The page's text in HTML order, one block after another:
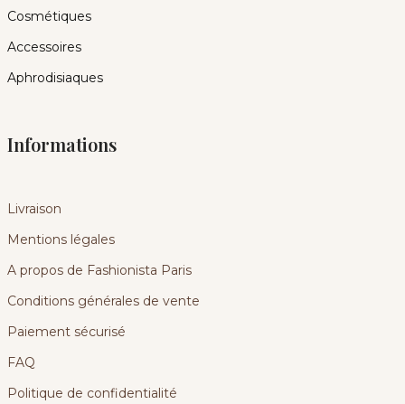
Cosmétiques
Accessoires
Aphrodisiaques
Informations
Livraison
Mentions légales
A propos de Fashionista Paris
Conditions générales de vente
Paiement sécurisé
FAQ
Politique de confidentialité